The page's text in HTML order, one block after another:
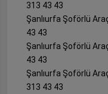
313 43 43
Şanlıurfa Şoförlü
43 43
Şanlıurfa Şoförlü
43 43
Şanlıurfa Şoförlü
313 43 43